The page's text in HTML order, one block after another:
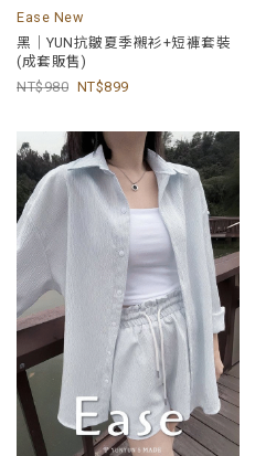
Ease New
黑｜YUN抗皺夏季襯衫+短褲套裝
(成套販售)
980
899